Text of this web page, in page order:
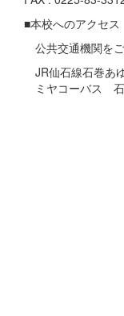
■本校へのアクセス
公共交通機関を
JR仙石線石巻あ
ミヤコーバス 石